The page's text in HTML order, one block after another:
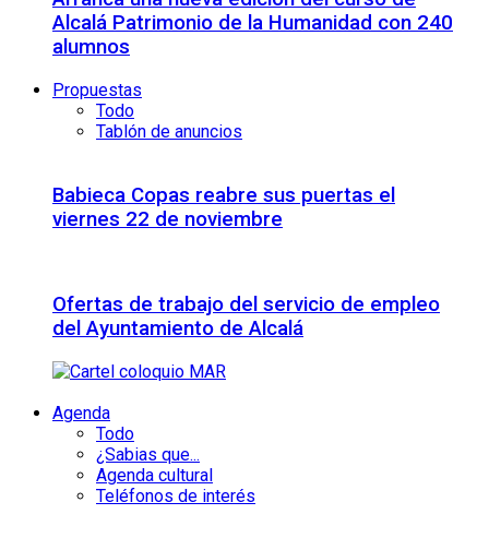
Alcalá Patrimonio de la Humanidad con 240
alumnos
Propuestas
Todo
Tablón de anuncios
Babieca Copas reabre sus puertas el
viernes 22 de noviembre
Ofertas de trabajo del servicio de empleo
del Ayuntamiento de Alcalá
Agenda
Todo
¿Sabias que...
Agenda cultural
Teléfonos de interés